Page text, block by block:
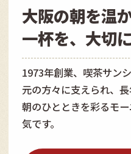
大阪の朝を温
一杯を、 大切
1973年創業、喫茶サン
元の方々に支えられ、
朝のひとときを彩るモ
気です。